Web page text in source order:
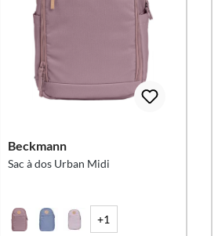
Beckmann
Sac à dos Urban Midi
+1